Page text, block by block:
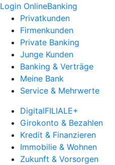
Login OnlineBanking
Privatkunden
Firmenkunden
Private Banking
Junge Kunden
Banking & Verträge
Meine Bank
Service & Mehrwerte
DigitalFILIALE+
Girokonto & Bezahlen
Kredit & Finanzieren
Immobilie & Wohnen
Zukunft & Vorsorgen